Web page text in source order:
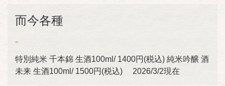
而今各種
-
特別純米 千本錦 生酒100ml/ 1400円(税込) 純米吟醸 酒
未来 生酒100ml/ 1500円(税込) 2026/3/2現在